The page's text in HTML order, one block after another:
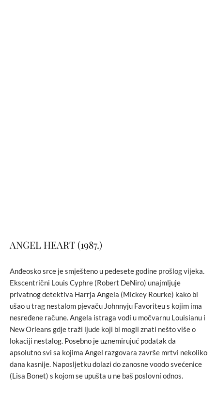
ANGEL HEART (1987.)
Anđeosko srce je smješteno u pedesete godine prošlog vijeka.
Ekscentrični Louis Cyphre (Robert DeNiro) unajmljuje
privatnog detektiva Harrja Angela (Mickey Rourke) kako bi
ušao u trag nestalom pjevaču Johnnyju Favoriteu s kojim ima
nesređene račune. Angela istraga vodi u močvarnu Louisianu i
New Orleans gdje traži ljude koji bi mogli znati nešto više o
lokaciji nestalog. Posebno je uznemirujuć podatak da
apsolutno svi sa kojima Angel razgovara završe mrtvi nekoliko
dana kasnije. Naposljetku dolazi do zanosne voodo svećenice
(Lisa Bonet) s kojom se upušta u ne baš poslovni odnos.